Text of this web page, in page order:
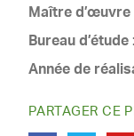
Maître d’œuvre
Bureau d’étude :
Année de
PARTAGER CE